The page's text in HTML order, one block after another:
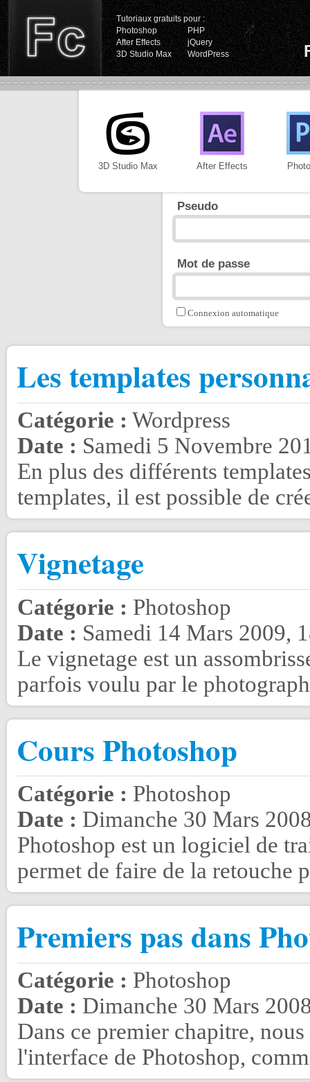
Tutoriaux gratuits pour :
Photoshop
PHP
After Effects
jQuery
3D Studio Max
WordPress
3D Studio Max After Effects
Pseudo
Mot de passe
Connexion automatique
Les templates
Catégorie : Wordpress
Date : Samedi 5 Novembre
En plus des différents
templates, il est possible de
Vignetage
Catégorie : Photoshop
Date : Samedi 14 Mars 2009,
Le vignetage est un
parfois voulu par le
Cours Photoshop
Catégorie : Photoshop
Date : Dimanche 30 Mars
Photoshop est un logiciel de
permet de faire de la retouche
Premiers pas dans
Catégorie : Photoshop
Date : Dimanche 30 Mars
Dans ce premier chapitre,
l'interface de Photoshop,